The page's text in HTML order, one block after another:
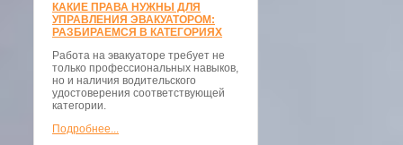
КАКИЕ ПРАВА НУЖНЫ ДЛЯ
УПРАВЛЕНИЯ ЭВАКУАТОРОМ:
РАЗБИРАЕМСЯ В КАТЕГОРИЯХ
Работа на эвакуаторе требует не
только профессиональных навыков,
но и наличия водительского
удостоверения соответствующей
категории.
Подробнее...